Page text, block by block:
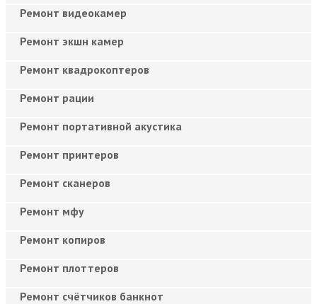
Ремонт видеокамер
Ремонт экшн камер
Ремонт квадрокоптеров
Ремонт рации
Ремонт портативной акустика
Ремонт принтеров
Ремонт сканеров
Ремонт мфу
Ремонт копиров
Ремонт плоттеров
Ремонт счётчиков банкнот